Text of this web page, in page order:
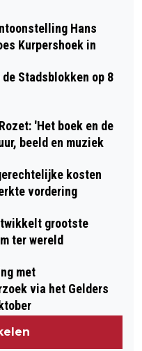
Hans
Kurpershoek in
Stadsblokken op 8
'Het boek en de
beeld en muziek
kosten
vordering
grootste
ter wereld
met
via het Gelders